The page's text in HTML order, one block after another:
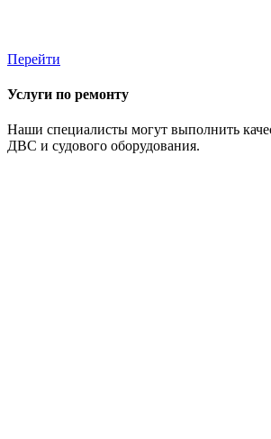
Перейти
Услуги по ремонту
Наши специалисты могут выполнить
ДВС и судового оборудования.